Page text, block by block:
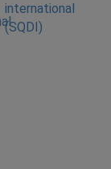
international
(SQDI)